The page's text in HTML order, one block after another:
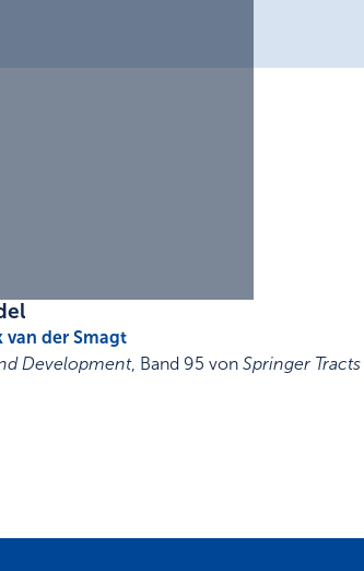
van der Smagt
Development, Band 95 von Springer